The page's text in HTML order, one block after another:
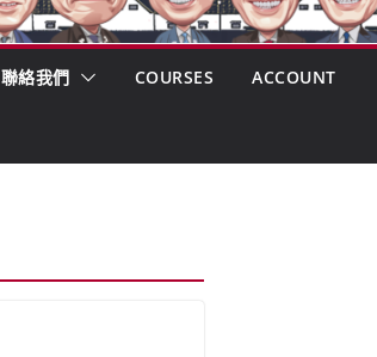
聯絡我們 COURSES ACCOUNT